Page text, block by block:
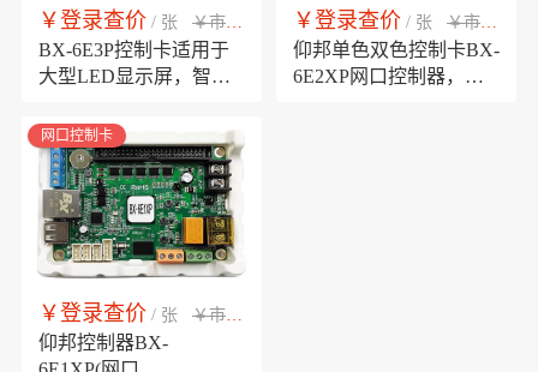
￥登录查价 / 张 ￥市场销售价
BX-6E3P控制卡适用于
大型LED显示屏，智慧
块、4Gm模块和YYm语
音模块
￥登录查价 / 张 ￥市场销售价
仰邦单色双色控制卡BX-
6E2XP网口控制器，支
￥登录查价 / 张 ￥市场销售价
仰邦控制器BX-
网口控制卡